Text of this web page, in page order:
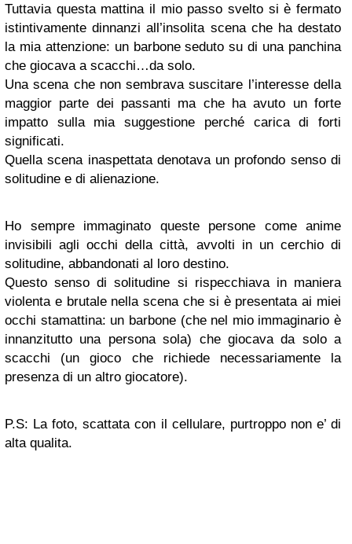
Tuttavia questa mattina il mio passo svelto si è fermato
istintivamente dinnanzi all’insolita scena che ha destato
la mia attenzione: un barbone seduto su di una panchina
che giocava a scacchi…da solo.
Una scena che non sembrava suscitare l’interesse della
maggior parte dei passanti ma che ha avuto un forte
impatto sulla mia suggestione perché carica di forti
significati.
Quella scena inaspettata denotava un profondo senso di
solitudine e di alienazione.
Ho sempre immaginato queste persone come anime
invisibili agli occhi della città, avvolti in un cerchio di
solitudine, abbandonati al loro destino.
Questo senso di solitudine si rispecchiava in maniera
violenta e brutale nella scena che si è presentata ai miei
occhi stamattina: un barbone (che nel mio immaginario è
innanzitutto una persona sola) che giocava da solo a
scacchi (un gioco che richiede necessariamente la
presenza di un altro giocatore).
P.S: La foto, scattata con il cellulare, purtroppo non e’ di
alta qualita.